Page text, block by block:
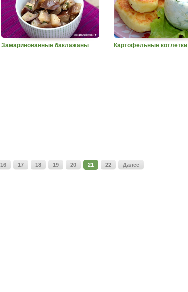
Замаринованные баклажаны Картофельные котлетки
16 17 18 19 20 21 22 Далее